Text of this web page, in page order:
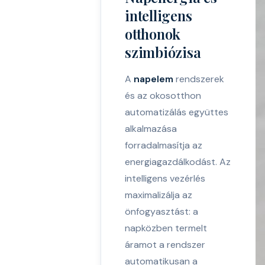
intelligens
otthonok
szimbiózisa
A napelem rendszerek
és az okosotthon
automatizálás együttes
alkalmazása
forradalmasítja az
energiagazdálkodást. Az
intelligens vezérlés
maximalizálja az
önfogyasztást: a
napközben termelt
áramot a rendszer
automatikusan a